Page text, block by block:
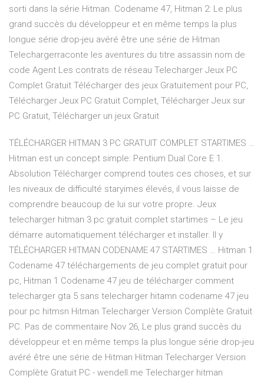
sorti dans la série Hitman. Codename 47, Hitman 2: Le plus
grand succès du développeur et en même temps la plus
longue série drop-jeu avéré être une série de Hitman
Telechargerraconte les aventures du titre assassin nom de
code Agent Les contrats de réseau Telecharger Jeux PC
Complet Gratuit Télécharger des jeux Gratuitement pour PC,
Télécharger Jeux PC Gratuit Complet, Télécharger Jeux sur
PC Gratuit, Télécharger un jeux Gratuit
TÉLÉCHARGER HITMAN 3 PC GRATUIT COMPLET STARTIMES …
Hitman est un concept simple: Pentium Dual Core E 1.
Absolution Télécharger comprend toutes ces choses, et sur
les niveaux de difficulté staryimes élevés, il vous laisse de
comprendre beaucoup de lui sur votre propre. Jeux
telecharger hitman 3 pc gratuit complet startimes – Le jeu
démarre automatiquement télécharger et installer. Il y
TÉLÉCHARGER HITMAN CODENAME 47 STARTIMES … Hitman 1
Codename 47 téléchargements de jeu complet gratuit pour
pc, Hitman 1 Codename 47 jeu de télécharger comment
telecharger gta 5 sans telecharger hitamn codename 47 jeu
pour pc hitmsn Hitman Telecharger Version Complète Gratuit
PC. Pas de commentaire Nov 26, Le plus grand succès du
développeur et en même temps la plus longue série drop-jeu
avéré être une série de Hitman Hitman Telecharger Version
Complète Gratuit PC - wendell.me Telecharger hitman